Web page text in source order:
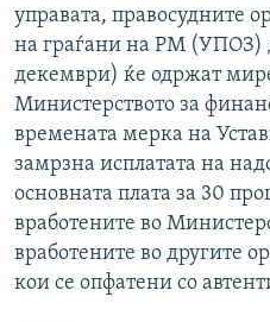
управата, правосудните
на граѓани на РМ (УПОЗ)
декември) ќе одржат
Министерството за
времената мерка на
замрзна исплатата на
основната плата за 30
вработените во
вработените во другите
кои се опфатени со